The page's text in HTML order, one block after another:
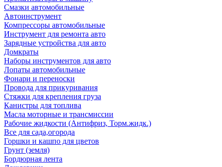
Смазки автомобильные
Автоинструмент
Компрессоры автомобильные
Инструмент для ремонта авто
Зарядные устройства для авто
Домкраты
Наборы инструментов для авто
Лопаты автомобильные
Фонари и переноски
Провода для прикуривания
Стяжки для крепления груза
Канистры для топлива
Масла моторные и трансмиссии
Рабочие жидкости (Антифриз, Торм.жидк.)
Все для сада,огорода
Горшки и кашпо для цветов
Грунт (земля)
Бордюрная лента